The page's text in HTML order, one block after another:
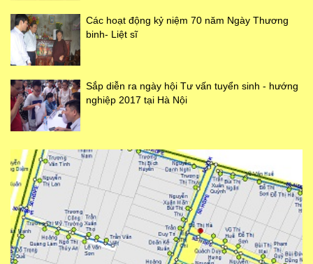
Các hoạt động kỷ niệm 70 năm Ngày Thương
binh- Liệt sĩ
Sắp diễn ra ngày hội Tư vấn tuyển sinh - hướng
nghiệp 2017 tại Hà Nội